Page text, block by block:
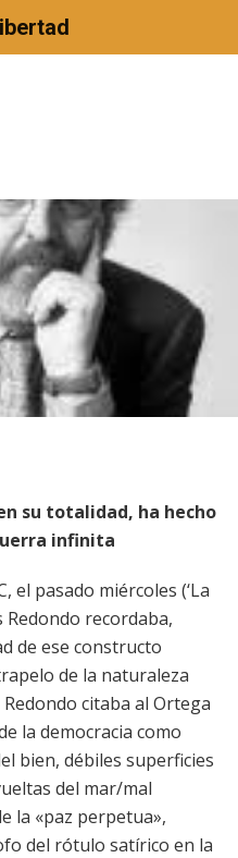
su totalidad, ha hecho
infinita
el pasado miércoles (‘La
Redondo recordaba,
de ese constructo
de la naturaleza
citaba al Ortega
la democracia como
bien, débiles superficies
del mar/mal
la «paz perpetua»,
del rótulo satírico en la